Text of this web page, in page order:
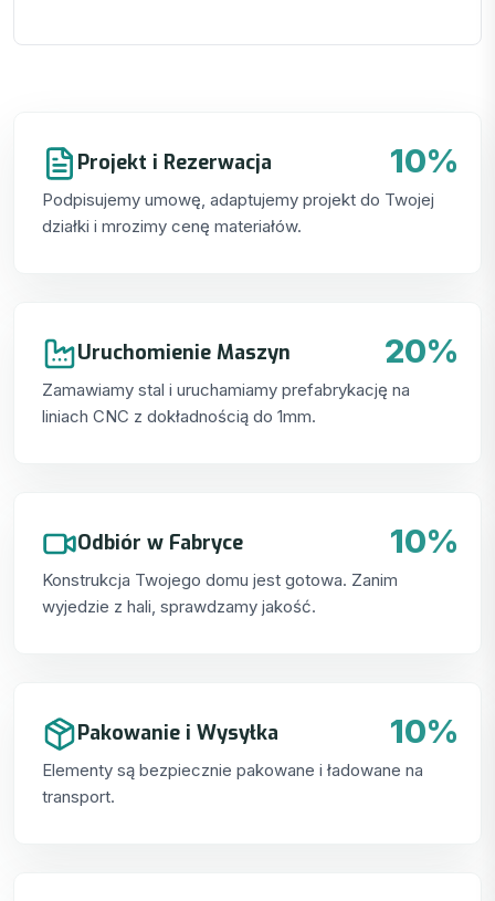
10%
Projekt i Rezerwacja
Podpisujemy umowę, adaptujemy projekt do Twojej
działki i mrozimy cenę materiałów.
20%
Uruchomienie Maszyn
Zamawiamy stal i uruchamiamy prefabrykację na
liniach CNC z dokładnością do 1mm.
10%
Odbiór w Fabryce
Konstrukcja Twojego domu jest gotowa. Zanim
wyjedzie z hali, sprawdzamy jakość.
10%
Pakowanie i Wysyłka
Elementy są bezpiecznie pakowane i ładowane na
transport.